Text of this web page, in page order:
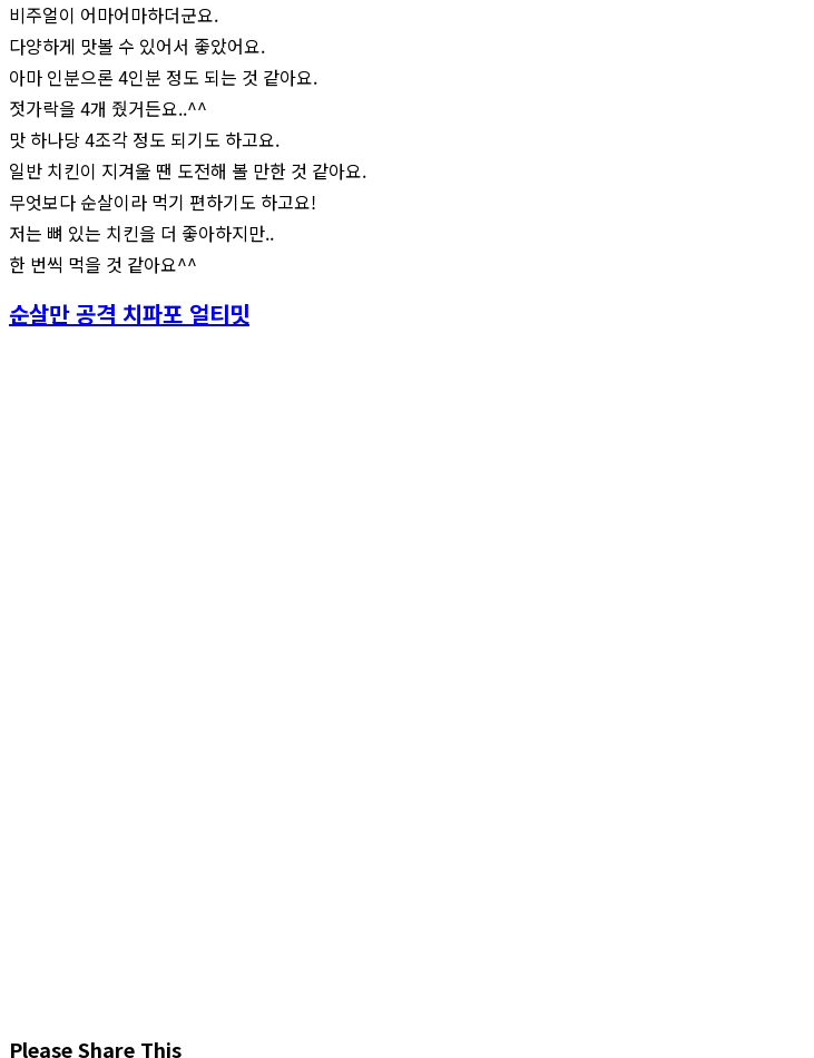
비주얼이 어마어마하더군요.
다양하게 맛볼 수 있어서 좋았어요.
아마 인분으론 4인분 정도 되는 것 같아요.
젓가락을 4개 줬거든요..^^
맛 하나당 4조각 정도 되기도 하고요.
일반 치킨이 지겨울 땐 도전해 볼 만한 것 같아요.
무엇보다 순살이라 먹기 편하기도 하고요!
저는 뼈 있는 치킨을 더 좋아하지만..
한 번씩 먹을 것 같아요^^
순살만 공격 치파포 얼티밋
Please Share ThisShare